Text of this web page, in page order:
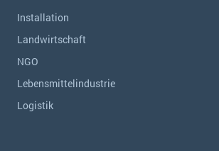
Installation
Landwirtschaft
NGO
Lebensmittelindustrie
Logistik